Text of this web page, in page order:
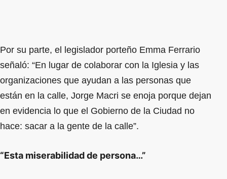
Por su parte, el legislador porteño Emma Ferrario
señaló: “En lugar de colaborar con la Iglesia y las
organizaciones que ayudan a las personas que
están en la calle, Jorge Macri se enoja porque dejan
en evidencia lo que el Gobierno de la Ciudad no
hace: sacar a la gente de la calle”.
“Esta miserabilidad de persona…”